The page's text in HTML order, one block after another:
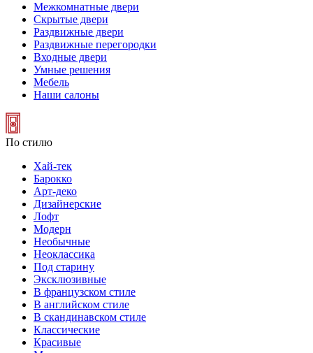
Межкомнатные двери
Скрытые двери
Раздвижные двери
Раздвижные перегородки
Входные двери
Умные решения
Мебель
Наши салоны
По стилю
Хай-тек
Барокко
Арт-деко
Дизайнерские
Лофт
Модерн
Необычные
Неоклассика
Под старину
Эксклюзивные
В французском стиле
В английском стиле
В скандинавском стиле
Классические
Красивые